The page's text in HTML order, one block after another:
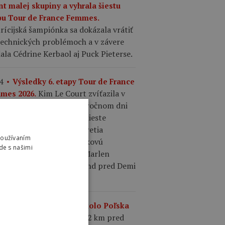
malej skupiny a vyhrala šiestu
Tour de France Femmes.
šampiónka sa dokázala vrátiť
problémoch a v závere
Cédrine Kerbaol aj Puck Pieterse.
Výsledky 6. etapy Tour de France
2026. Kim Le Court zvíťazila v
malej skupiny po náročnom dni
útokov. Na druhom mieste
Cédrine Kerbaol a tretia
Puck Pieterse. Celkovú
vedie aj naďalej Marlen
s náskokom 12 sekúnd pred Demi
Výsledky 4. etapy Okolo Poľska
Po hromadnom páde 42 km pred
s našimi